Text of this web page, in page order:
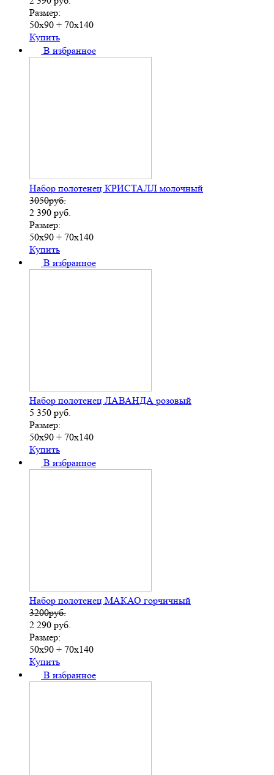
Размер:
50х90 + 70х140
Купить
В избранное
Набор полотенец КРИСТАЛЛ молочный
3050руб.
2 390 руб.
Размер:
50х90 + 70х140
Купить
В избранное
Набор полотенец ЛАВАНДА розовый
5 350 руб.
Размер:
50х90 + 70х140
Купить
В избранное
Набор полотенец МАКАО горчичный
3200руб.
2 290 руб.
Размер:
50х90 + 70х140
Купить
В избранное